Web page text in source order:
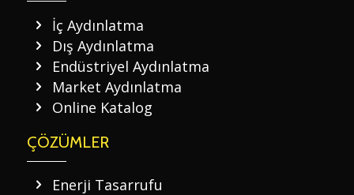
İç Aydınlatma
Dış Aydınlatma
Endüstriyel Aydınlatma
Market Aydınlatma
Online Katalog
ÇÖZÜMLER
Enerji Tasarrufu